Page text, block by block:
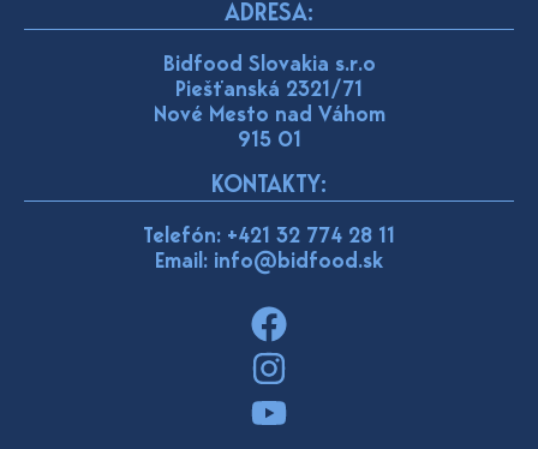
ADRESA:
Bidfood Slovakia s.r.o
Piešťanská 2321/71
Nové Mesto nad Váhom
915 01
KONTAKTY:
Telefón: +421 32 774 28 11
Email: info@bidfood.sk